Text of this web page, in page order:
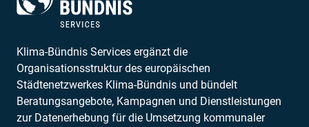
Klima-Bündnis Services ergänzt die
Organisationsstruktur des europäischen
Städtenetzwerkes Klima-Bündnis und bündelt
Beratungsangebote, Kampagnen und Dienstleistungen
zur Datenerhebung für die Umsetzung kommunaler